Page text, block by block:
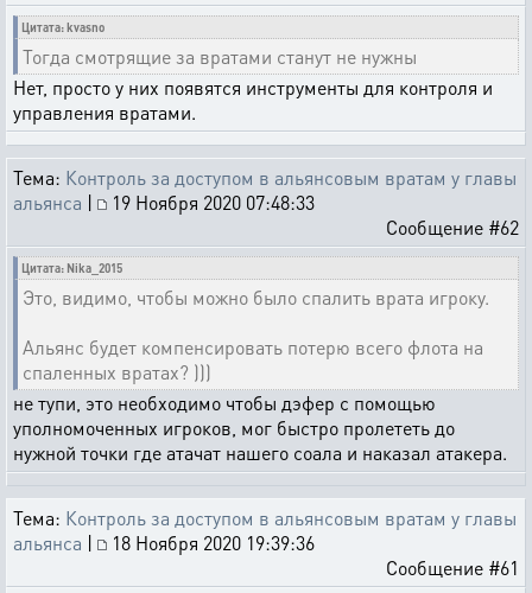
Цитата: kvasno
Тогда смотрящие за вратами станут не нужны
Нет, просто у них появятся инструменты для контроля и
управления вратами.
Тема: Контроль за доступом в альянсовым вратам у главы
альянса |
19 Ноября 2020 07:48:33
Сообщение #62
Цитата: Nika_2015
Это, видимо, чтобы можно было спалить врата игроку.
Альянс будет компенсировать потерю всего флота на
спаленных вратах? )))
не тупи, это необходимо чтобы дэфер с помощью
уполномоченных игроков, мог быстро пролететь до
нужной точки где атачат нашего соала и наказал атакера.
Тема: Контроль за доступом в альянсовым вратам у главы
альянса |
18 Ноября 2020 19:39:36
Сообщение #61